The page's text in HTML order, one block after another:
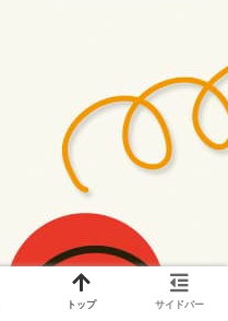
トップ サイドバー